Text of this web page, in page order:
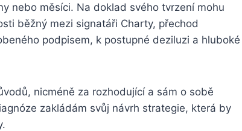
nebo měsíci. Na doklad svého tvrzení mohu
běžný mezi signatáři Charty, přechod
podpisem, k postupné deziluzi a hluboké
nicméně za rozhodující a sám o sobě
zakládám svůj návrh strategie, která by